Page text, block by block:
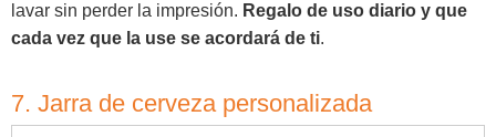
lavar sin perder la impresión. Regalo de uso diario y que
cada vez que la use se acordará de ti.
7. Jarra de cerveza personalizada